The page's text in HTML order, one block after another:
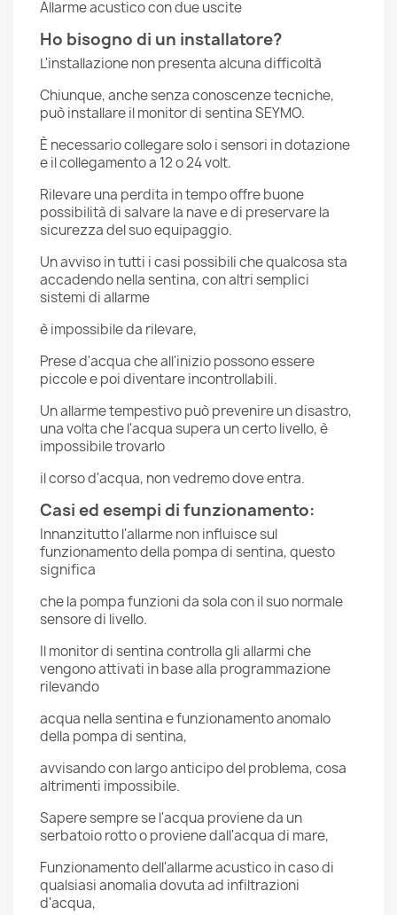
Allarme acustico con due uscite
Ho bisogno di un installatore?
L'installazione non presenta alcuna difficoltà
Chiunque, anche senza conoscenze tecniche,
può installare il monitor di sentina SEYMO.
È necessario collegare solo i sensori in dotazione
e il collegamento a 12 o 24 volt.
Rilevare una perdita in tempo offre buone
possibilità di salvare la nave e di preservare la
sicurezza del suo equipaggio.
Un avviso in tutti i casi possibili che qualcosa sta
accadendo nella sentina, con altri semplici
sistemi di allarme
è impossibile da rilevare,
Prese d'acqua che all'inizio possono essere
piccole e poi diventare incontrollabili.
Un allarme tempestivo può prevenire un disastro,
una volta che l'acqua supera un certo livello, è
impossibile trovarlo
il corso d'acqua, non vedremo dove entra.
Casi ed esempi di funzionamento:
Innanzitutto l'allarme non influisce sul
funzionamento della pompa di sentina, questo
significa
che la pompa funzioni da sola con il suo normale
sensore di livello.
Il monitor di sentina controlla gli allarmi che
vengono attivati ​​in base alla programmazione
rilevando
acqua nella sentina e funzionamento anomalo
della pompa di sentina,
avvisando con largo anticipo del problema, cosa
altrimenti impossibile.
Sapere sempre se l'acqua proviene da un
serbatoio rotto o proviene dall'acqua di mare,
Funzionamento dell'allarme acustico in caso di
qualsiasi anomalia dovuta ad infiltrazioni
d'acqua,